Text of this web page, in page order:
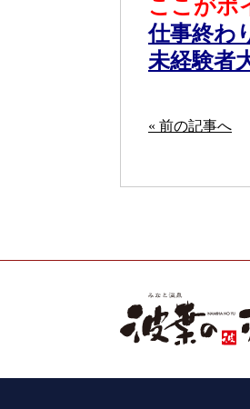
ここがポ
仕事終わ
未経験者
« 前の記事へ